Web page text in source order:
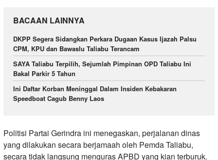
BACAAN LAINNYA
DKPP Segera Sidangkan Perkara Dugaan Kasus Ijazah Palsu
CPM, KPU dan Bawaslu Taliabu Terancam
SAYA Taliabu Terpilih, Sejumlah Pimpinan OPD Taliabu Ini
Bakal Parkir 5 Tahun
Ini Daftar Korban Meninggal Dalam Insiden Kebakaran
Speedboat Cagub Benny Laos
Politisi Partai Gerindra ini menegaskan, perjalanan dinas
yang dilakukan secara berjamaah oleh Pemda Taliabu,
secara tidak langsung menguras APBD yang kian terburuk.